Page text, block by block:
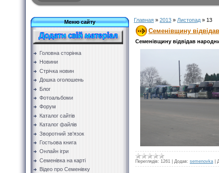
Меню сайту
Головна сторінка
Новини
Стрічка новин
Дошка оголошень
Блог
Фотоальбоми
Форум
Каталог сайтів
Каталог файлів
Зворотний зв'язок
Гостьова книга
Онлайн ігри
Семенівка на карті
Відео про Семенівку
Главная » 2013 » Листопад » 13
Семенівщину
Семенівщину відвідав
Переглядів: 1261 Додав: semenovka